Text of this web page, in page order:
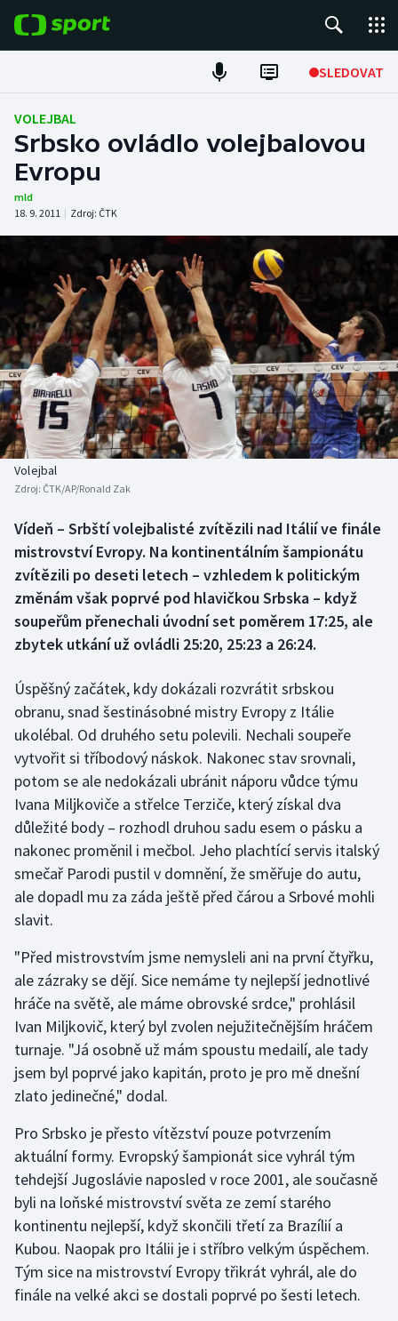
SLEDOVAT
Fotbal
Hokej
Atletika
Cyklistika
DALŠÍ SPORTY
Americký fotbal
Baseball a softbal
Basketbal
Biatlon
Boby a skeleton
Box
Curling
Florbal
Futsal
Golf
Gymnastika
Házená
Jezdectví
Judo
Krasobruslení
Lezení
Lyže a snowboard
Moderní pětiboj
Motorsport
Olympijské hry
Parasport
NEPŘEHLÉDNĚTE
Soutěže
Historické návraty
Aplikace ČT sport
AZ kvíz
VOLEJBAL
Srbsko ovládlo volejbalovou
Evropu
mld
18. 9. 2011 | Zdroj: ČTK
Volejbal
Zdroj: ČTK/AP/Ronald Zak
Vídeň – Srbští volejbalisté zvítězili nad Itálií ve finále
mistrovství Evropy. Na kontinentálním šampionátu
zvítězili po deseti letech – vzhledem k politickým
změnám však poprvé pod hlavičkou Srbska – když
soupeřům přenechali úvodní set poměrem 17:25, ale
zbytek utkání už ovládli 25:20, 25:23 a 26:24.
Úspěšný začátek, kdy dokázali rozvrátit srbskou
obranu, snad šestinásobné mistry Evropy z Itálie
ukolébal. Od druhého setu polevili. Nechali soupeře
vytvořit si tříbodový náskok. Nakonec stav srovnali,
potom se ale nedokázali ubránit náporu vůdce týmu
Ivana Miljkoviče a střelce Terziče, který získal dva
důležité body – rozhodl druhou sadu esem o pásku a
nakonec proměnil i mečbol. Jeho plachtící servis italský
smečař Parodi pustil v domnění, že směřuje do autu,
ale dopadl mu za záda ještě před čárou a Srbové mohli
slavit.
"Před mistrovstvím jsme nemysleli ani na první čtyřku,
ale zázraky se dějí. Sice nemáme ty nejlepší jednotlivé
hráče na světě, ale máme obrovské srdce," prohlásil
Ivan Miljkovič, který byl zvolen nejužitečnějším hráčem
turnaje. "Já osobně už mám spoustu medailí, ale tady
jsem byl poprvé jako kapitán, proto je pro mě dnešní
zlato jedinečné," dodal.
Pro Srbsko je přesto vítězství pouze potvrzením
aktuální formy. Evropský šampionát sice vyhrál tým
tehdejší Jugoslávie naposled v roce 2001, ale současně
byli na loňské mistrovství světa ze zemí starého
kontinentu nejlepší, když skončili třetí za Brazílií a
Kubou. Naopak pro Itálii je i stříbro velkým úspěchem.
Tým sice na mistrovství Evropy třikrát vyhrál, ale do
finále na velké akci se dostali poprvé po šesti letech.